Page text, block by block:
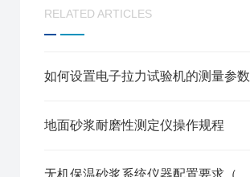
RELATED ARTICLES
如何设置电子拉力试验机的测量参数
地面砂浆耐磨性测定仪操作规程